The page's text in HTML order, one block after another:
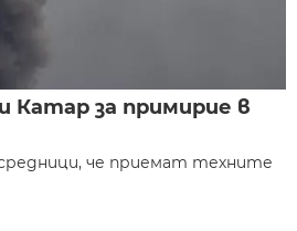
Катар за примирие в
че приемат техните